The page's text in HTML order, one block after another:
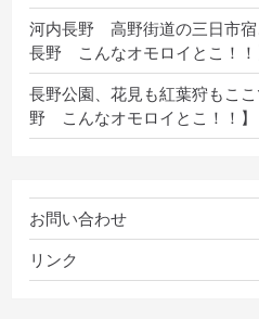
河内長野 高野街道の三日市宿
長野 こんなオモロイとこ！！
長野公園、花見も紅葉狩もこ
野 こんなオモロイとこ！！】
お問い合わせ
リンク